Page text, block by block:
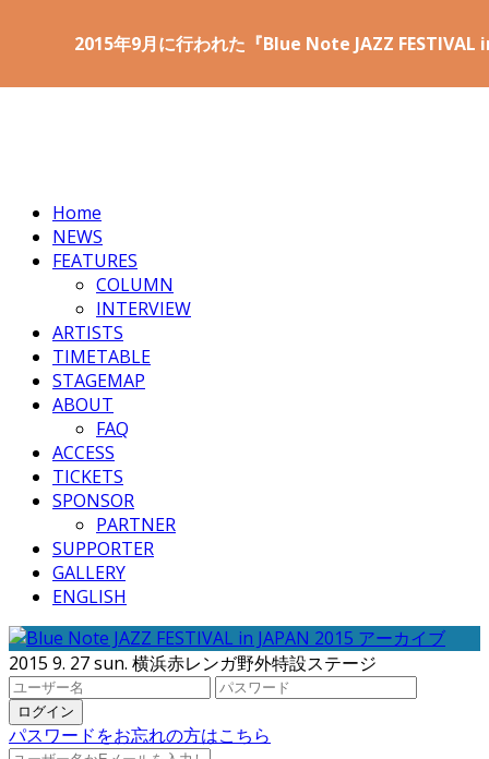
2015年9月に行われた『Blue Note JAZZ FESTIVAL
Home
NEWS
FEATURES
COLUMN
INTERVIEW
ARTISTS
TIMETABLE
STAGEMAP
ABOUT
FAQ
ACCESS
TICKETS
SPONSOR
PARTNER
SUPPORTER
GALLERY
ENGLISH
2015 9. 27 sun. 横浜赤レンガ野外特設ステージ
パスワードをお忘れの方はこちら